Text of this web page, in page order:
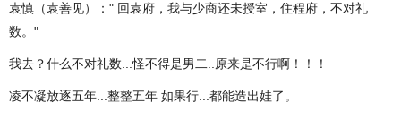
袁慎（袁善见）：" 回袁府，我与少商还未授室，住程府，不对礼
数。"
我去？什么不对礼数...怪不得是男二..原来是不行啊！！！
凌不凝放逐五年...整整五年 如果行...都能造出娃了。